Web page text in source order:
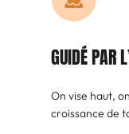
GUIDÉ PAR
On vise haut,
croissance de